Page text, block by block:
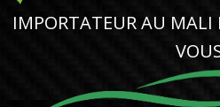
IMPORTATEUR AU MALI